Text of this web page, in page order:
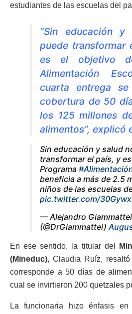
estudiantes de las escuelas del
“Sin educación
puede transformar
es el objetivo
Alimentación
cuarta entrega
cobertura de 50
los 125 millones
alimentos”, explicó
Sin educación y salud
transformar el país, y
Programa
beneficia a más de 2.5
niños de las escuelas
pic.twitter.com/
— Alejandro Giammattei
(@DrGiammattei)
En ese sentido, la titular del
(Mineduc), Claudia Ruíz,
corresponde a 50 días de
cual se invirtieron 200 quetzales
La funcionaria hizo énfasis